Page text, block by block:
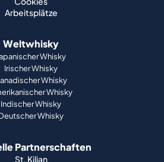
Arbeitsplätze
Weltwhisky
Whisky
Irischer Whisky
Whisky
Whisky
Indischer Whisky
Whisky
Partnerschaften
St. Kilian